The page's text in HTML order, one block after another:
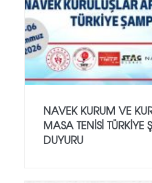
NAVEK KURUM VE
MASA TENISI TÜRKIYE
DUYURU